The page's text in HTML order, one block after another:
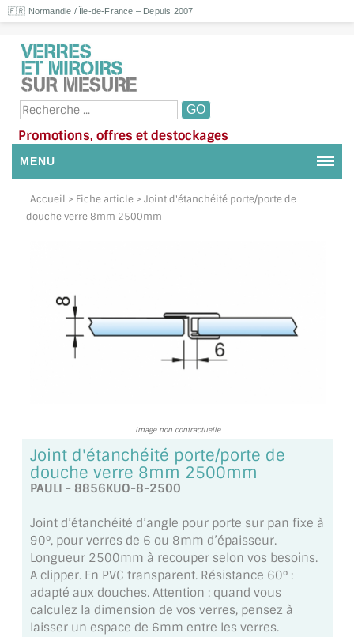
🇫🇷 Normandie / Île-de-France – Depuis 2007
Promotions, offres et destockages
MENU
NOUS CONTACTER
SUIVI DE DEVIS
SUIVI DE COMMANDE
AMBIANCE LAITON BROSSÉ
MIROIR SUR MESURE
MIROIR VIEILLI
MIROIR DÉCORATIF DE COULEUR
Accueil > Fiche article > Joint d'étanchéité porte/porte de
douche verre 8mm 2500mm
Image non contractuelle
Joint d'étanchéité porte/porte de
douche verre 8mm 2500mm
PAULI - 8856KUO-8-2500
Joint d’étanchéité d’angle pour porte sur pan fixe à
90°, pour verres de 6 ou 8mm d’épaisseur.
Longueur 2500mm à recouper selon vos besoins.
A clipper. En PVC transparent. Résistance 60° :
adapté aux douches. Attention : quand vous
calculez la dimension de vos verres, pensez à
laisser un espace de 6mm entre les verres.